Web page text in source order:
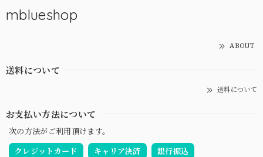
mblueshop
ABOUT
送料について
送料について
お支払い方法について
次の方法がご利用頂けます。
クレジットカード
キャリア決済 銀行振込